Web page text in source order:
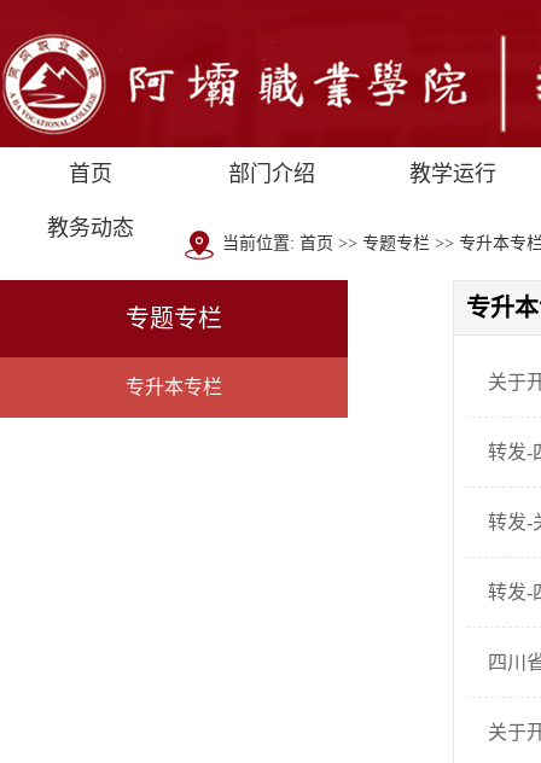
首页 部门介绍 教学运行
教务动态
当前位置: 首页 >> 专题专栏 >> 专升本专
专题专栏
专升本专栏
专升
关于
转发-
转发-
转发-
四川
关于